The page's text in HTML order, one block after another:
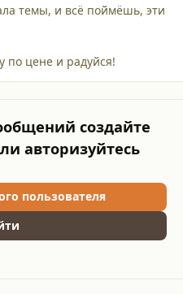
темы, и всё поймёшь, эти
по цене и радуйся!
создайте
авторизуйтесь
пользователя